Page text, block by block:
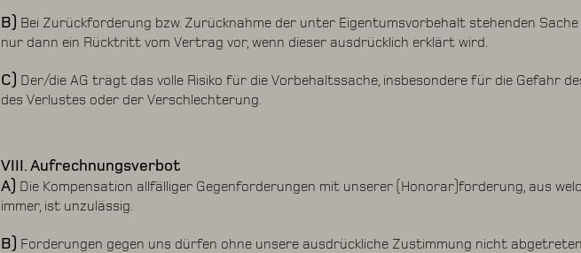
B) Bei Zurückforderung bzw. Zurücknahme der unter Eigentumsvorbehalt stehenden
nur dann ein Rücktritt vom Vertrag vor, wenn dieser ausdrücklich erklärt wird.
C) Der/die AG trägt das volle Risiko für die Vorbehaltssache, insbesondere für die Gefahr
des Verlustes oder der Verschlechterung.
VIII. Aufrechnungsverbot
A) Die Kompensation allfälliger Gegenforderungen mit unserer (Honorar)forderung, aus
immer, ist unzulässig.
B) Forderungen gegen uns dürfen ohne unsere ausdrückliche Zustimmung nicht abgetreten